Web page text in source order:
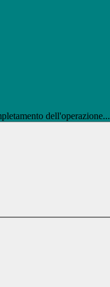
dell'operazione...